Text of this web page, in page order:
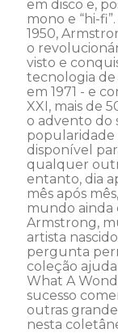
em disco e,
mono e “hi-
1950,
o
visto e
tecnologia de
em 1971 - e
XXI, mais de
o advento do
popularidade
disponível
qualquer
entanto, dia
mês após
mundo ainda
Armstrong,
artista
pergunta
coleção
What A
sucesso
outras
nesta